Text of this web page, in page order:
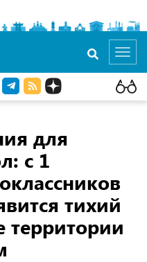
для
с 1
тихий
территории